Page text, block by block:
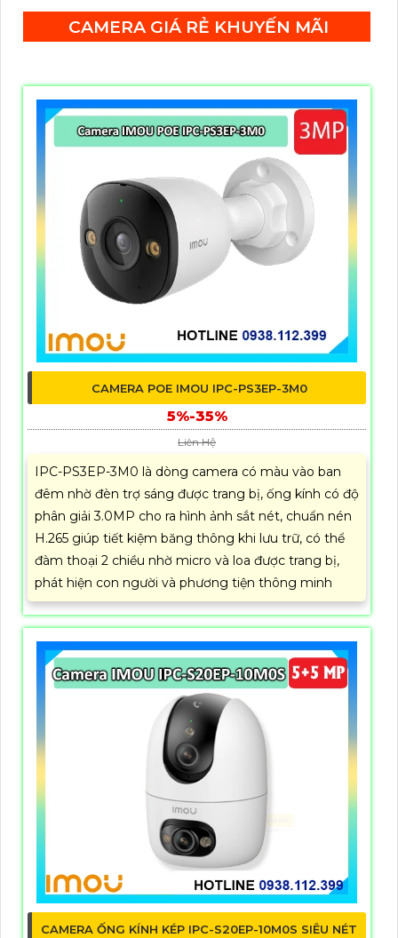
CAMERA GIÁ RẺ KHUYẾN MÃI
CAMERA POE IMOU IPC-PS3EP-3M0
5%-35%
Liên Hệ
IPC-PS3EP-3M0 là dòng camera có màu vào ban
đêm nhờ đèn trợ sáng được trang bị, ống kính có độ
phân giải 3.0MP cho ra hình ảnh sắt nét, chuẩn nén
H.265 giúp tiết kiệm băng thông khi lưu trữ, có thể
đàm thoại 2 chiều nhờ micro và loa được trang bị,
phát hiện con người và phương tiện thông minh
CAMERA ỐNG KÍNH KÉP IPC-S20EP-10M0S SIÊU NÉT